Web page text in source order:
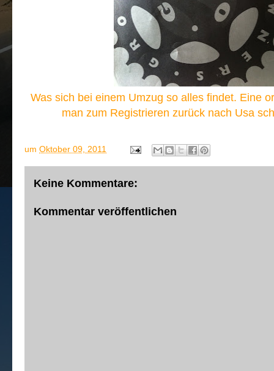
Was sich bei einem Umzug so alles findet. Eine
man zum Registrieren zurück nach Usa
um Oktober 09, 2011
Keine Kommentare:
Kommentar veröffentlichen